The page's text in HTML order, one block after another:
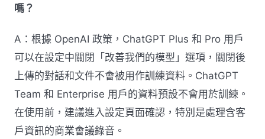
嗎？
A：根據 OpenAI 政策，ChatGPT Plus 和 Pro 用戶
可以在設定中關閉「改善我們的模型」選項，關閉後
上傳的對話和文件不會被用作訓練資料。ChatGPT
Team 和 Enterprise 用戶的資料預設不會用於訓練。
在使用前，建議進入設定頁面確認，特別是處理含客
戶資訊的商業會議錄音。